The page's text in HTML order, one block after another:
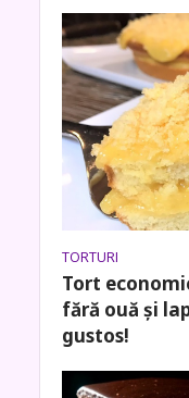
TORTURI
Tort
fără ouă și
gustos!